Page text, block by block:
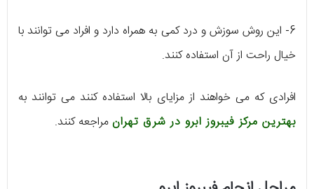
6- این روش سوزش و درد کمی به همراه دارد و افراد می توانند با
خیال راحت از آن استفاده کنند.
افرادی که می خواهند از مزایای بالا استفاده کنند می توانند به
بهترین مرکز فیبروز ابرو در شرق تهرانمراجعه کنند.